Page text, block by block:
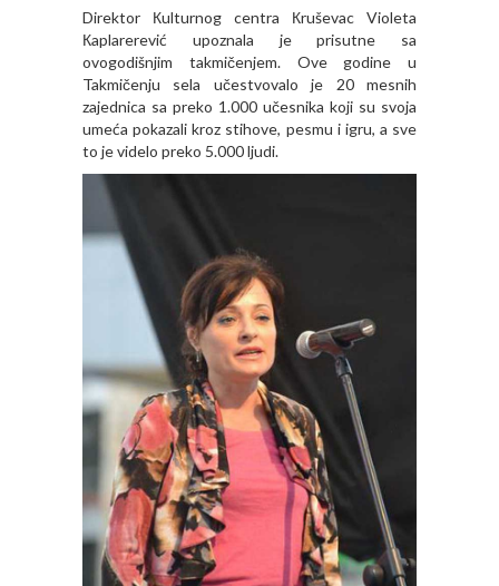
Direktor Кulturnog centra Кruševac Violeta
Кaplarerević upoznala je prisutne sa
ovogodišnjim takmičenjem. Ove godine u
Takmičenju sela učestvovalo je 20 mesnih
zajednica sa preko 1.000 učesnika koji su svoja
umeća pokazali kroz stihove, pesmu i igru, a sve
to je videlo preko 5.000 ljudi.